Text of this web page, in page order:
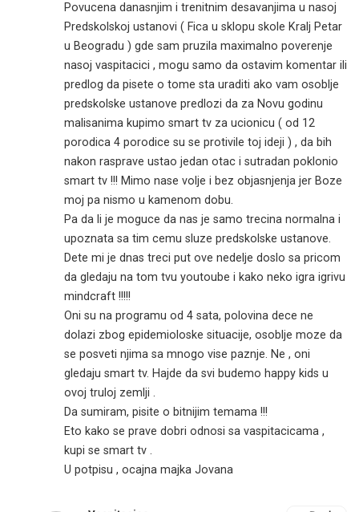
Povucena danasnjim i trenitnim desavanjima u nasoj
Predskolskoj ustanovi ( Fica u sklopu skole Kralj Petar
u Beogradu ) gde sam pruzila maximalno poverenje
nasoj vaspitacici , mogu samo da ostavim komentar ili
predlog da pisete o tome sta uraditi ako vam osoblje
predskolske ustanove predlozi da za Novu godinu
malisanima kupimo smart tv za ucionicu ( od 12
porodica 4 porodice su se protivile toj ideji ) , da bih
nakon rasprave ustao jedan otac i sutradan poklonio
smart tv !!! Mimo nase volje i bez objasnjenja jer Boze
moj pa nismo u kamenom dobu.
Pa da li je moguce da nas je samo trecina normalna i
upoznata sa tim cemu sluze predskolske ustanove.
Dete mi je dnas treci put ove nedelje doslo sa pricom
da gledaju na tom tvu youtoube i kako neko igra igrivu
mindcraft !!!!!
Oni su na programu od 4 sata, polovina dece ne
dolazi zbog epidemioloske situacije, osoblje moze da
se posveti njima sa mnogo vise paznje. Ne , oni
gledaju smart tv. Hajde da svi budemo happy kids u
ovoj truloj zemlji .
Da sumiram, pisite o bitnijim temama !!!
Eto kako se prave dobri odnosi sa vaspitacicama ,
kupi se smart tv .
U potpisu , ocajna majka Jovana